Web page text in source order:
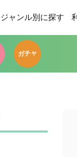
ジャンル別に探す
ガチャ